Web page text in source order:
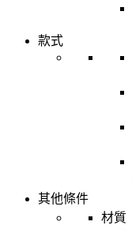
款式
其他條件
材質